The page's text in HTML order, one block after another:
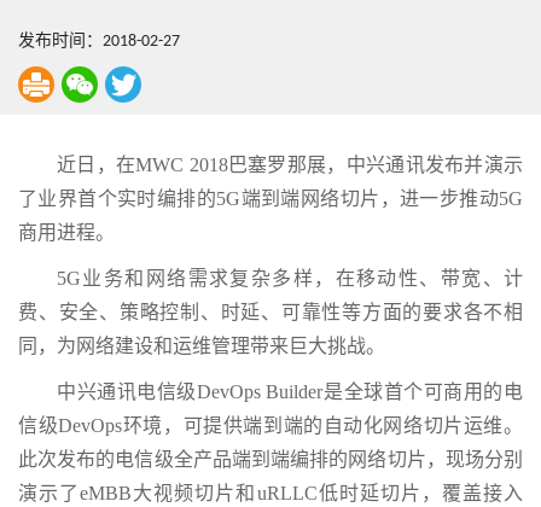
发布时间：2018-02-27
近日，在MWC 2018巴塞罗那展，中兴通讯发布并演示
了业界首个实时编排的5G端到端网络切片，进一步推动5G
商用进程。
5G业务和网络需求复杂多样，在移动性、带宽、计
费、安全、策略控制、时延、可靠性等方面的要求各不相
同，为网络建设和运维管理带来巨大挑战。
中兴通讯电信级DevOps Builder是全球首个可商用的电
信级DevOps环境，可提供端到端的自动化网络切片运维。
此次发布的电信级全产品端到端编排的网络切片，现场分别
演示了eMBB大视频切片和uRLLC低时延切片，覆盖接入